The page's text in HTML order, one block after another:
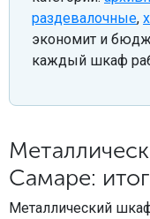
раздевалочные,
экономит и
каждый шкаф
Самаре: итог
Металлический